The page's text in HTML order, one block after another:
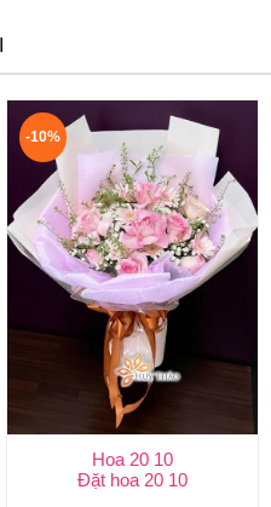
-10%
Hoa 20 10
Đặt hoa 20 10